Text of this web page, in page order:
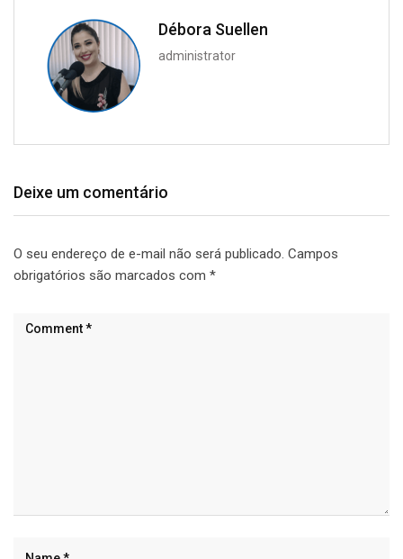
Débora Suellen
administrator
Deixe um comentário
O seu endereço de e-mail não será publicado. Campos
obrigatórios são marcados com *